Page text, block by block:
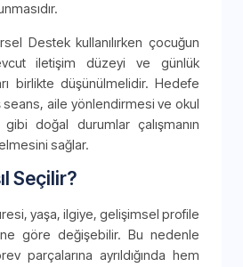
Destek kullanılırken çocuğun
iletişim düzeyi ve günlük
birlikte düşünülmelidir. Hedefe
seans, aile yönlendirmesi ve okul
gibi doğal durumlar çalışmanın
sağlar.
Seçilir?
yaşa, ilgiye, gelişimsel profile
göre değişebilir. Bu nedenle
parçalarına ayrıldığında hem